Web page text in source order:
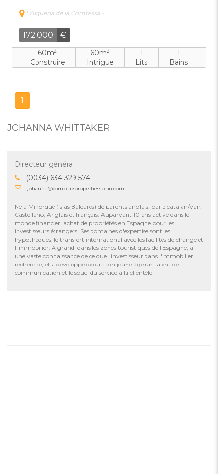
L'Alqueria de la Comtessa -
172.000 €
60m2
Construire
60m2
Intrigue
1
Lits
1
Bains
1
JOHANNA WHITTAKER
Directeur général
(0034) 634 329 574
johanna@comparepropertiesspain.com
Né à Minorque (Islas Baleares) de parents anglais, parle catalan/van,
Castellano, Anglais et français. Auparvant 10 ans active dans le
monde financier, achat de propriétés en Espagne pour les
investisseurs étrangers. Ses domaines d'expertise sont les
hypothèques, le transfert international avec les facilités de change et
l'immobilier. A grandi dans les zones touristiques de l'Espagne, a
une vaste connaissance de ce que l'investisseur dans l'immobilier
recherche, et a développé depuis son jeune âge un talent de
communication et le souci du service à la clientèle